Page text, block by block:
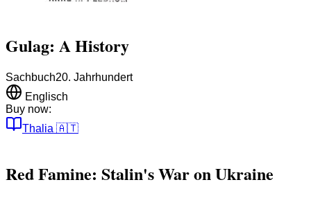
Gulag: A History
Sachbuch20. Jahrhundert
Englisch
Buy now:
Thalia 🇦🇹
Red Famine: Stalin's War on Ukraine